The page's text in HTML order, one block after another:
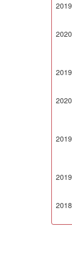
2019
2020
2019
2020
2019
2019
2018